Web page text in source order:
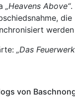
„Heavens Above“.
„Das
von